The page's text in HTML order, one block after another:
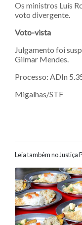
Os ministros Luís
voto divergente.
Voto-vista
Julgamento foi
Gilmar Mendes.
Processo: ADIn
Migalhas/STF
Leia também no Justiça